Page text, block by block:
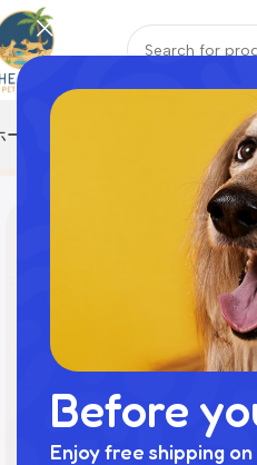
Before
Enjoy free shipping
ム ペット
ノーズワークさ